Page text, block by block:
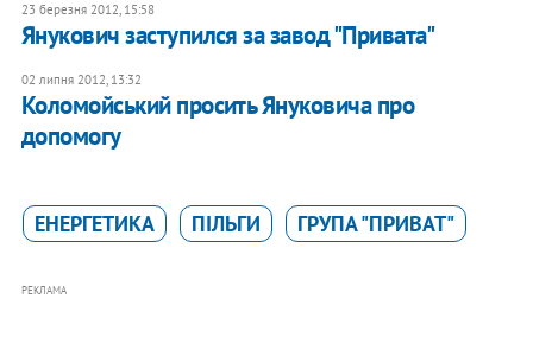
23 березня 2012, 15:58
Янукович заступился за завод "Привата"
02 липня 2012, 13:32
Коломойський просить Януковича про
допомогу
ЕНЕРГЕТИКА ПІЛЬГИ ГРУПА "ПРИВАТ"
РЕКЛАМА